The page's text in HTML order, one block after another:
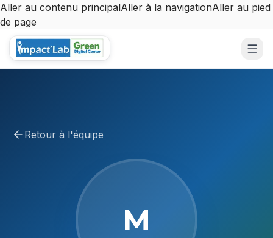
Aller au contenu principalAller à la navigationAller au pied
de page
Aller au contenu principal
Retour à l'équipe
M